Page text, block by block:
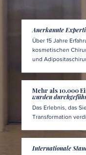
Anerkannte
Über 15 Jahre
kosmetischen
und
Mehr als 10.000
wurden
Das Erlebnis, das
Transformation
Internationale